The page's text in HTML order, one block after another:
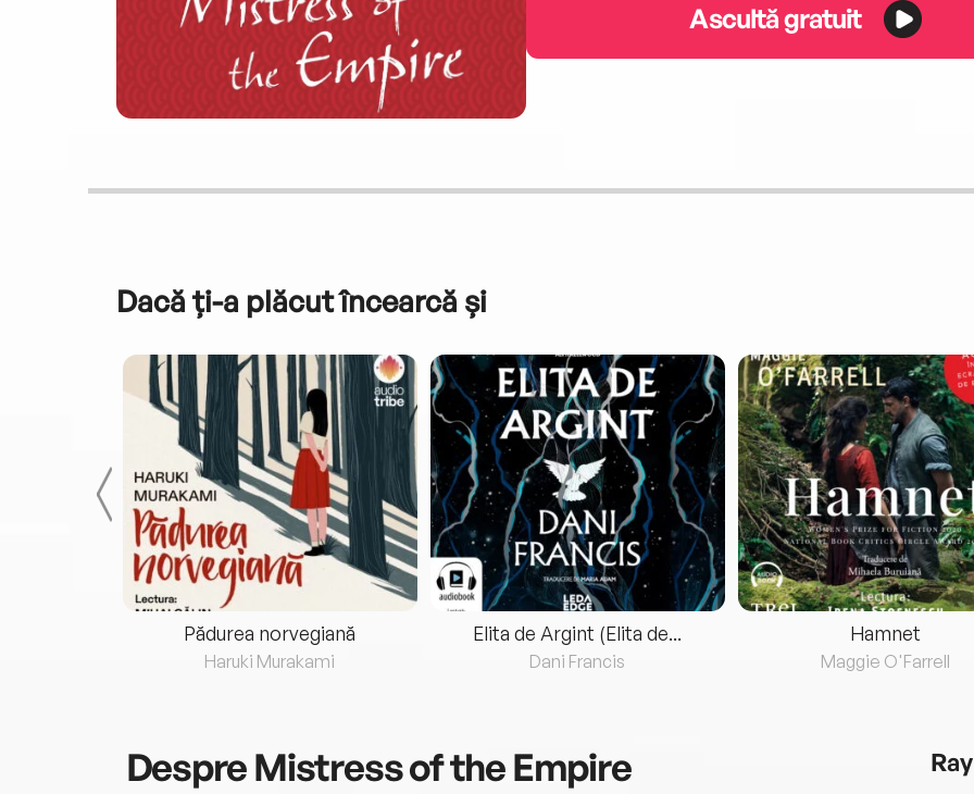
Ascultă gratuit
Dacă ți-a plăcut încearcă și
Pădurea norvegiană
Haruki Murakami
Elita de Argint (Elita de...
Dani Francis
Hamnet
Maggie O'Farrell
DespreMistress of the Empire